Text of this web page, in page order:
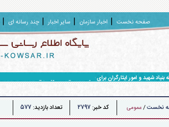
صفحه نخست اخبار سازمان سایر اخبار چند رسانه ای
و امور ایثارگران برای حرکت تا افق ۱۴۱۰، رونمایی شد.
نخست/عمومی کد خبر: ۲۷۹۷ تعداد بازدید: ۵۷۷